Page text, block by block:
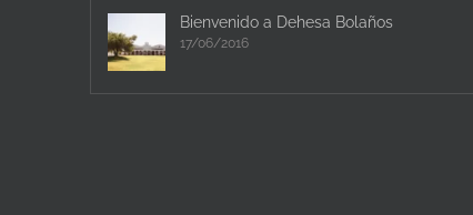
Bienvenido a Dehesa Bolaños
17/06/2016